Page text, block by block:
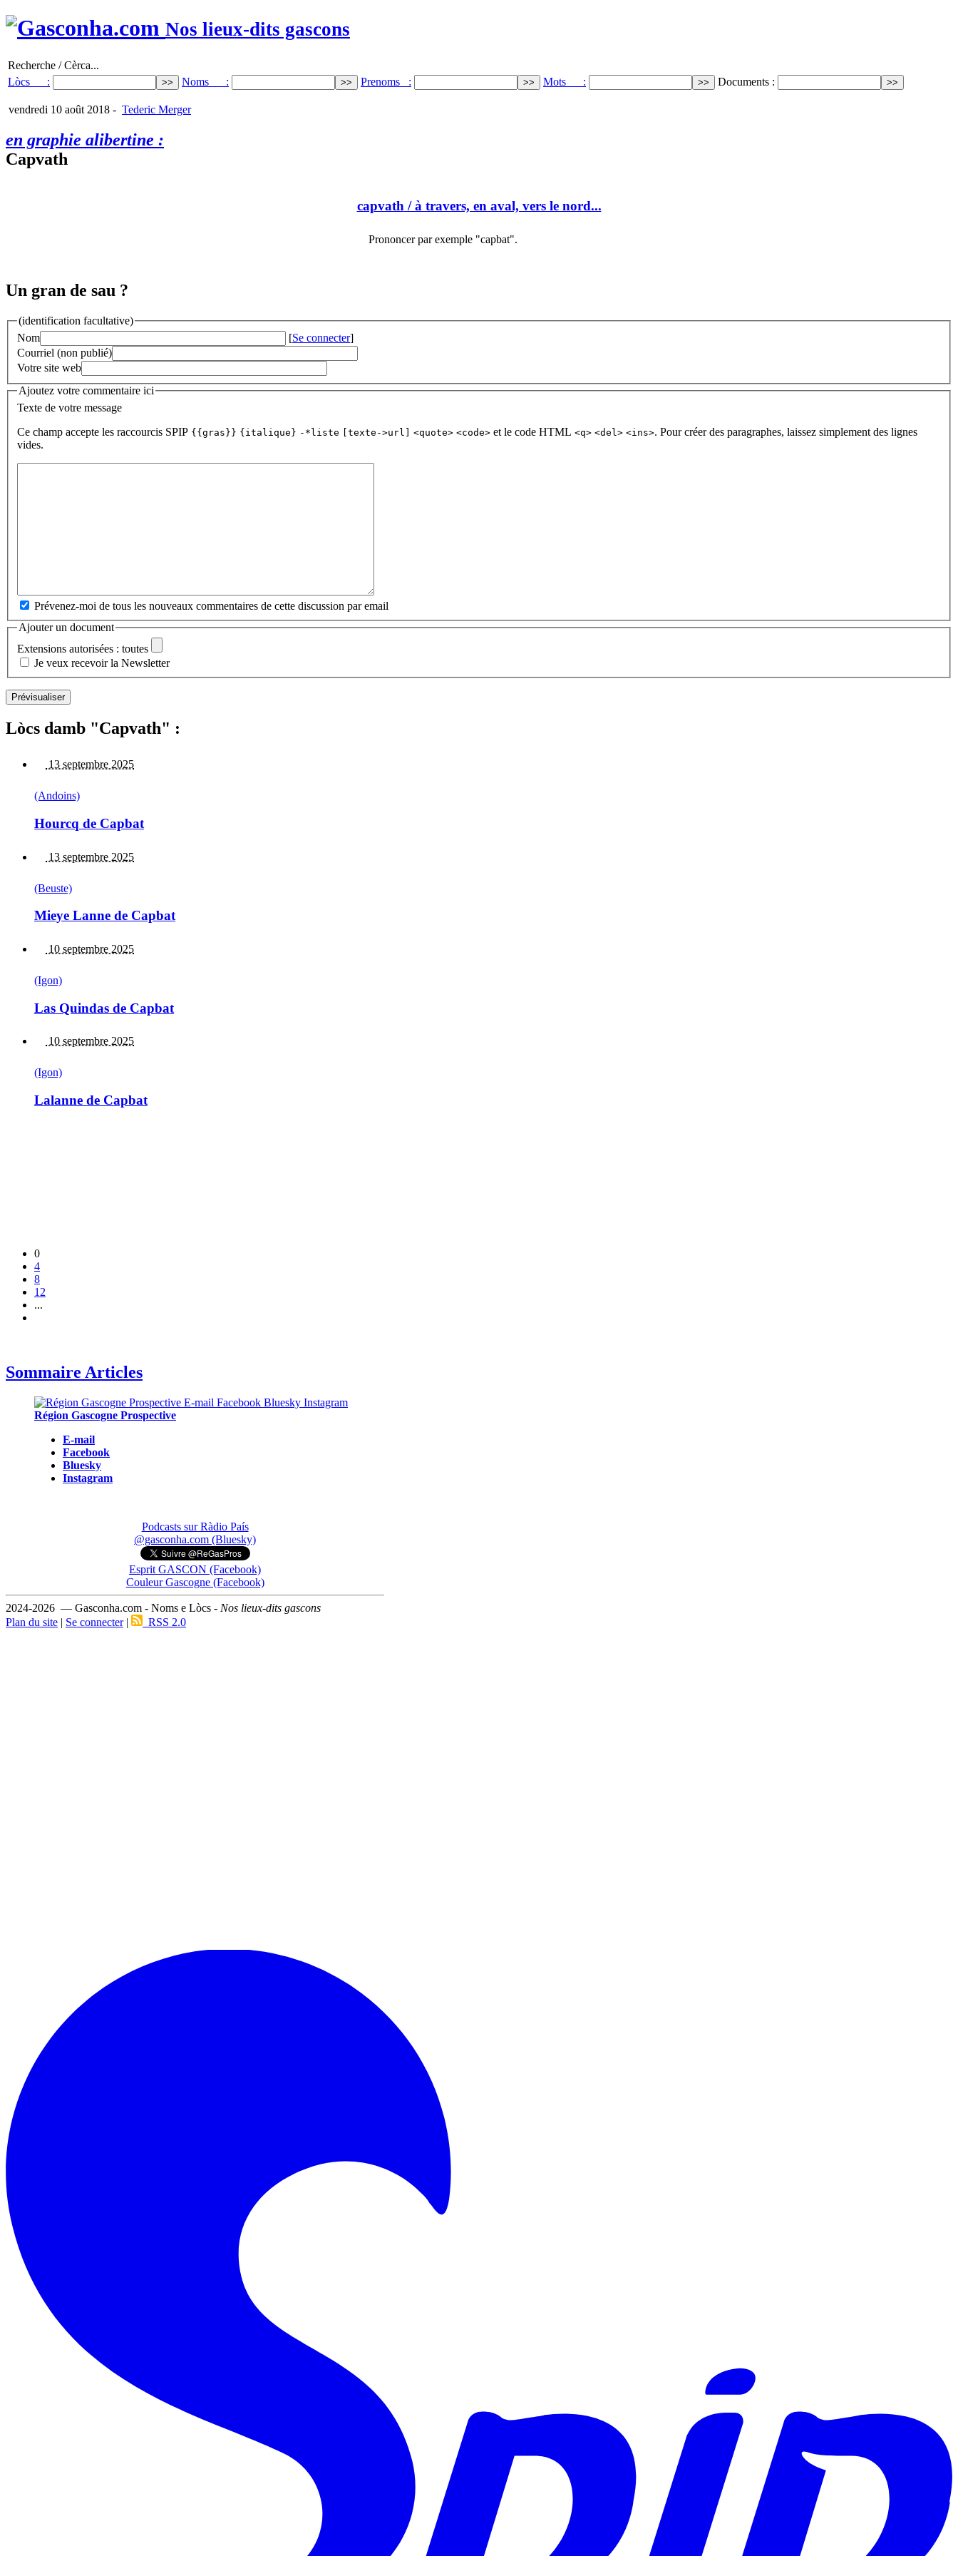
Nos lieux-dits gascons
Recherche / Cèrca...
Lòcs :
Noms : Prenoms : Mots : Documents :
vendredi 10 août 2018 - Tederic Merger
en graphie alibertine :
Capvath
capvath/ à travers, en aval, vers le nord...
Prononcer par exemple "capbat".
Un gran de sau ?
(identification facultative)
Nom
[Se connecter]
Courriel (non publié)
Votre site web
Ajoutez votre commentaire ici
Texte de votre message
Ce champ accepte les raccourcis SPIP {{gras}} {italique} -*liste [texte->url] <quote> <code> et le code HTML <q> <del> <ins>. Pour créer des paragraphes, laissez simplement des lignes
vides.
Prévenez-moi de tous les nouveaux commentaires de cette discussion par email
Ajouter un document
Extensions autorisées : toutes
Je veux recevoir la Newsletter
Lòcs damb "Capvath" :
13 septembre 2025
(Andoins)
Hourcq de Capbat
13 septembre 2025
(Beuste)
Mieye Lanne de Capbat
10 septembre 2025
(Igon)
Las Quindas de Capbat
10 septembre 2025
(Igon)
Lalanne de Capbat
0
4
8
12
...
Sommaire Articles
Région Gascogne Prospective
E-mail
Facebook
Bluesky
Instagram
Podcasts sur Ràdio País
@gasconha.com (Bluesky)
Esprit GASCON (Facebook)
Couleur Gascogne (Facebook)
2024-2026 — Gasconha.com - Noms e Lòcs - Nos lieux-dits gascons
Plan du site | Se connecter| RSS 2.0